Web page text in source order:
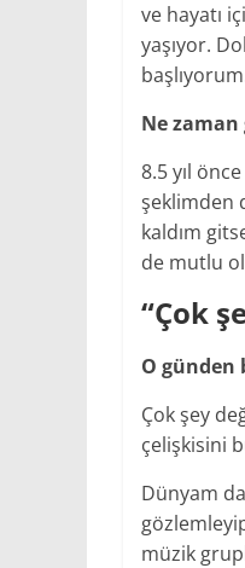
ve hayatı
yaşıyor.
Ne zaman
8.5 yıl
şeklimden
kaldım
de mutlu
“Çok
O günden
Çok şey
çelişkisini
Dünyam
müzik